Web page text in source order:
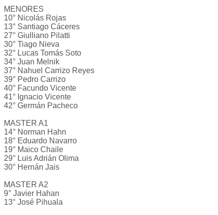
MENORES
10° Nicolás Rojas
13° Santiago Cáceres
27° Giulliano Pilatti
30° Tiago Nieva
32° Lucas Tomás Soto
34° Juan Melnik
37° Nahuel Carrizo Reyes
39° Pedro Carrizo
40° Facundo Vicente
41° Ignacio Vicente
42° Germán Pacheco
MASTER A1
14° Norman Hahn
18° Eduardo Navarro
19° Maico Chaile
29° Luis Adrián Olima
30° Hernán Jais
MASTER A2
9° Javier Hahan
13° José Pihuala